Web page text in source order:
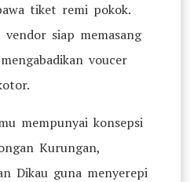
tiket remi pokok.
siap memasang
voucer
mempunyai konsepsi
Kurungan,
Dikau guna menyerepi